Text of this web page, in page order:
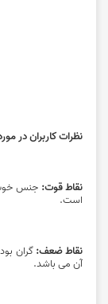
نظرات کاربران در
نقاط قوت: جنس
است.
نقاط ضعف: گران
آن می باشد.